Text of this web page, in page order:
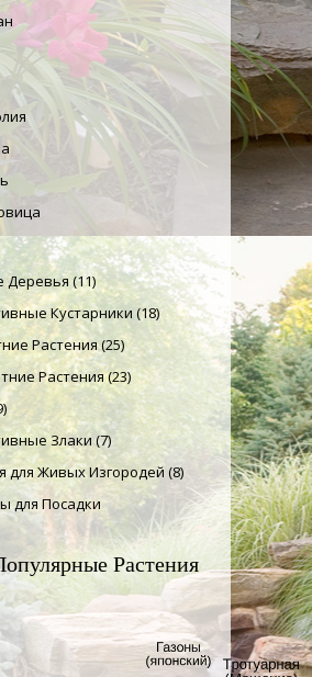
Деревья (11)
Кустарники (18)
Растения(25)
Растения (23)
Злаки (7)
для Живых Изгородей (8)
для Посадки
Растения